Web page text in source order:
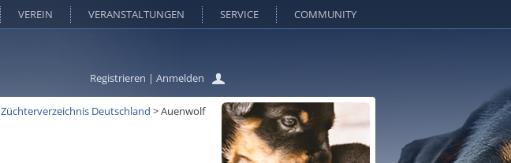
Registrieren | Anmelden
VEREIN VERANSTALTUNGEN SERVICE COMMUNITY
Züchterverzeichnis Deutschland >Auenwolf